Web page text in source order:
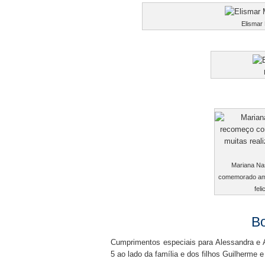
Elismar
Mariana
comemorado
Cumprimentos especiais para Alessandra
5 ao lado da família e dos filhos Guilherme